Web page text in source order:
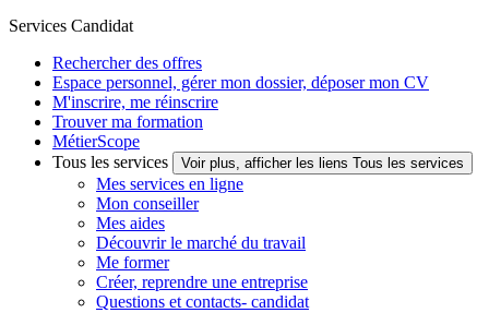
Services Candidat
Rechercher des offres
Espace personnel, gérer mon dossier, déposer mon CV
M'inscrire, me réinscrire
Trouver ma formation
MétierScope
Tous les services
Voir plus, afficher les liens Tous les services
Mes services en ligne
Mon conseiller
Mes aides
Découvrir le marché du travail
Me former
Créer, reprendre une entreprise
Questions et contacts- candidat